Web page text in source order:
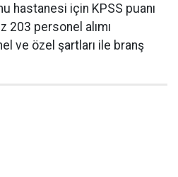
hastanesi için KPSS puanı
203 personel alımı
ve özel şartları ile branş